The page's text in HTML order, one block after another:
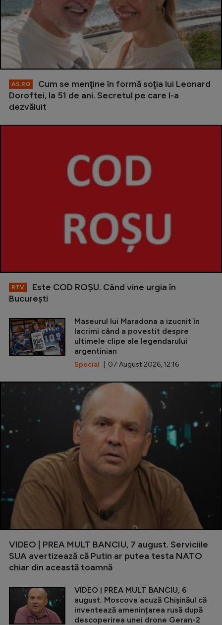
AS.RO
Cum se menţine în formă soţia lui Leonard
Doroftei, la 51 de ani. Secretul pe care l-a
dezvăluit
RTV
Este COD ROŞU. Când vine urgia în
Bucureşti
Maseurul lui Maradona a izucnit în
lacrimi când a povestit despre
ultimele clipe ale legendarului
argentinian
Special | 07 August 2026, 12:16
VIDEO | PREA MULT BANCIU, 7 august. Serviciile
SUA avertizează că Putin ar putea testa NATO
chiar din această toamnă
VIDEO | PREA MULT BANCIU, 6
august. Moscova acuză Chișinăul că
inventează amenințarea rusă după
descoperirea unei drone Geran-2